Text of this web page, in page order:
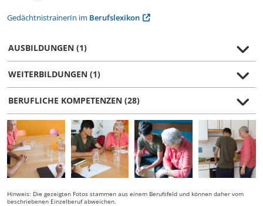
GedächtnistrainerIn im Berufslexikon
AUSBILDUNGEN (1)
WEITERBILDUNGEN (1)
BERUFLICHE KOMPETENZEN (28)
Hinweis: Die gezeigten Fotos stammen aus einem Berufsfeld und können daher vom
beschriebenen Einzelberuf abweichen.